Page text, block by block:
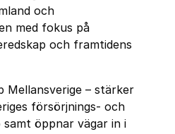
och
med fokus på
och framtidens
Mellansverige – stärker
försörjnings- och
samt öppnar vägar in i